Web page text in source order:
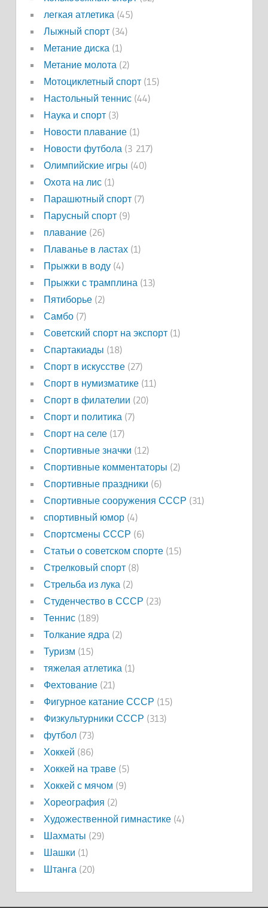
легкая атлетика (45)
Лыжный спорт(34)
Метание диска (1)
Метание молота (2)
Мотоциклетный спорт(15)
Настольный теннис(44)
Наука и спорт(3)
Новости плавание(1)
Новости футбола (3 217)
Олимпийские игры (40)
Охота на лис(1)
Парашютный спорт(7)
Парусный спорт(9)
плавание(26)
Плаванье в ластах(1)
Прыжки в воду(4)
Прыжки с трамплина (13)
Пятиборье(2)
Самбо(7)
Советский спорт на экспорт(1)
Спартакиады (18)
Спорт в искусстве(27)
Спорт в нумизматике(11)
Спорт в филателии (20)
Спорт и политика (7)
Спорт на селе(17)
Спортивные значки (12)
Спортивные комментаторы (2)
Спортивные праздники (6)
Спортивные сооружения СССР (31)
спортивный юмор(4)
Спортсмены СССР (6)
Статьи о советском спорте(15)
Стрелковый спорт(8)
Стрельба из лука (2)
Студенчество в СССР (23)
Теннис(189)
Толкание ядра (2)
Туризм (15)
тяжелая атлетика (1)
Фехтование(21)
Фигурное катание СССР (15)
Физкультурники СССР (313)
футбол(73)
Хоккей (86)
Хоккей на траве(5)
Хоккей с мячом (9)
Хореография (2)
Художественной гимнастике(4)
Шахматы (29)
Шашки (1)
Штанга (20)